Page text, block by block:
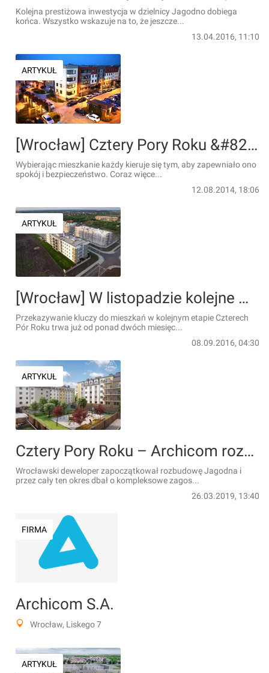
Kolejna prestiżowa inwestycja w dzielnicy Jagodno dobiega
końca. Wszystko wskazuje na to, że jeszcze...
13.04.2016, 11:10
ARTYKUŁ
[Wrocław] Cztery Pory Roku &#8211; mieszkania dla rodzin, które cenią bezpieczeństwo
Wybierając mieszkanie każdy kieruje się tym, aby zapewniało ono
spokój i bezpieczeństwo. Coraz więce...
12.08.2014, 18:06
ARTYKUŁ
[Wrocław] W listopadzie kolejne mieszkania na kultowym osiedlu Cztery Pory Roku
Przekazywanie kluczy do mieszkań w kolejnym etapie Czterech
Pór Roku trwa już od ponad dwóch miesięc...
08.09.2016, 04:30
ARTYKUŁ
Cztery Pory Roku – Archicom rozbudowuje swoje osiedle społeczne na Jagodnie [WIZUALIZACJE]
Wrocławski deweloper zapoczątkował rozbudowę Jagodna i
przez cały ten okres dbał o kompleksowe zagos...
26.03.2019, 13:40
FIRMA
Archicom S.A.
Wrocław, Liskego 7
ARTYKUŁ